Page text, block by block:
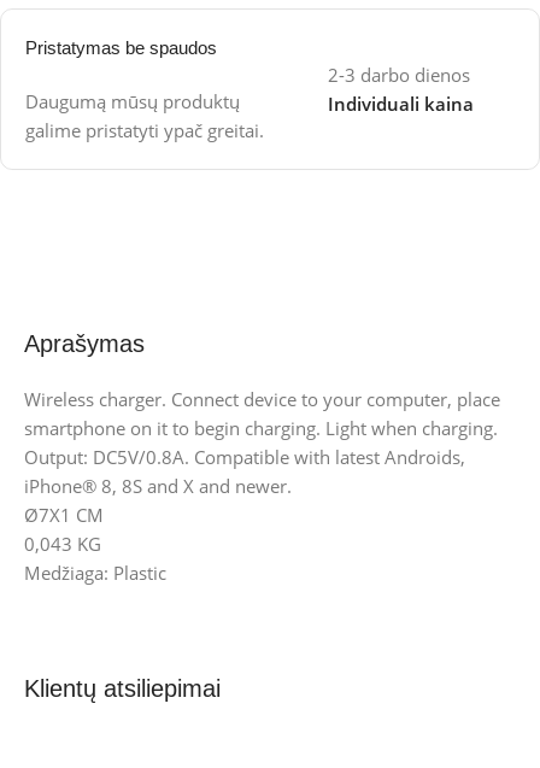
Pristatymas be spaudos
Daugumą mūsų produktų
galime pristatyti ypač greitai.
2-3 darbo dienos
Individuali kaina
Aprašymas
Wireless charger. Connect device to your computer, place
smartphone on it to begin charging. Light when charging.
Output: DC5V/0.8A. Compatible with latest Androids,
iPhone® 8, 8S and X and newer.
Ø7X1 CM
0,043 KG
Medžiaga: Plastic
Klientų atsiliepimai